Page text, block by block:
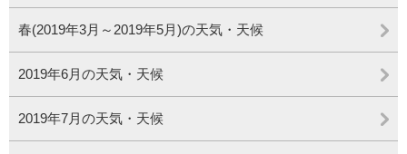
春(2019年3月～2019年5月)の天気・天候
2019年6月の天気・天候
2019年7月の天気・天候